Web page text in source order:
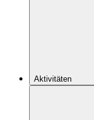
Aktivitäten